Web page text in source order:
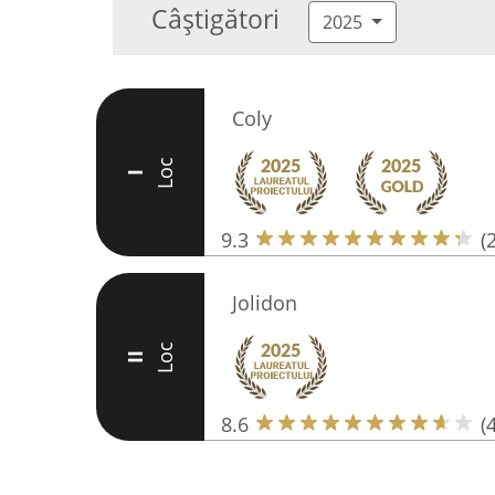
Câștigători 2025
I Loc
Coly
9.3
II Loc
Jolidon
8.6